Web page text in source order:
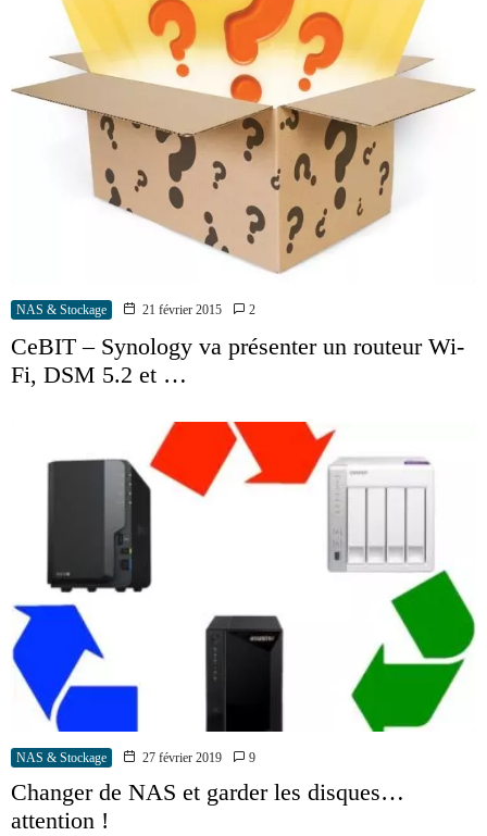
NAS & Stockage 21 février 2015 2
CeBIT – Synology va présenter un routeur Wi-
Fi, DSM 5.2 et …
NAS & Stockage 27 février 2019 9
Changer de NAS et garder les disques…
attention !